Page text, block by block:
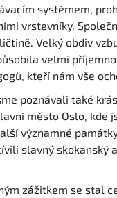
systémem,
vrstevníky.
Velký obdiv
velmi
kteří nám vše
poznávali také
město Oslo, kde
významné
slavný
zážitkem se stal